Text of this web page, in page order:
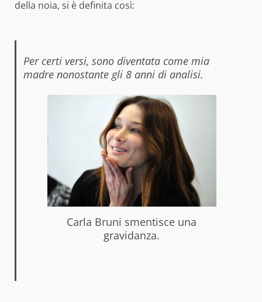
della noia, si è definita così:
Per certi versi, sono diventata come mia
madre nonostante gli 8 anni di analisi.
Carla Bruni smentisce una
gravidanza.